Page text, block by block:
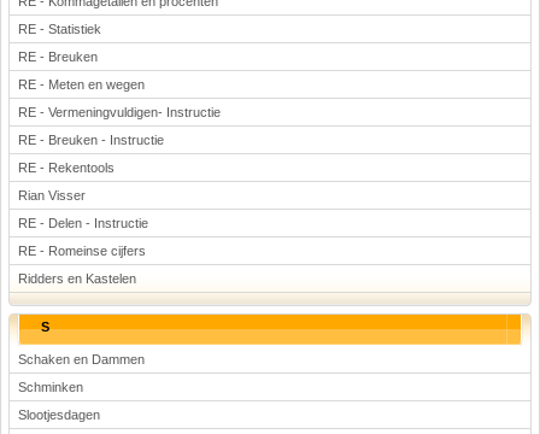
RE - Statistiek
RE - Breuken
RE - Meten en wegen
RE - Vermeningvuldigen- Instructie
RE - Breuken - Instructie
RE - Rekentools
Rian Visser
RE - Delen - Instructie
RE - Romeinse cijfers
Ridders en Kastelen
S
Schaken en Dammen
Schminken
Slootjesdagen